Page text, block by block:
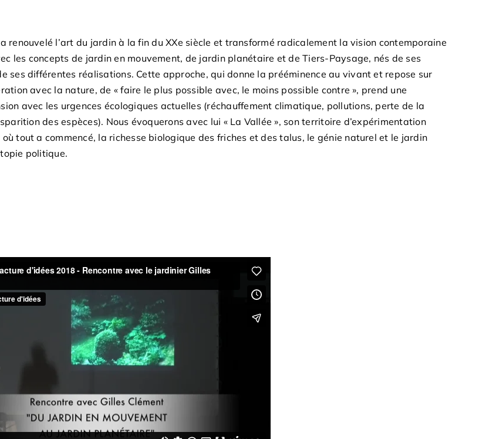
renouvelé l’art du jardin à la fin du XXe siècle et transformé radicalement la vision contemporaine
les concepts de jardin en mouvement, de jardin planétaire et de Tiers-Paysage, nés de ses
ses différentes réalisations. Cette approche, qui donne la prééminence au vivant et repose sur
avec la nature, de « faire le plus possible avec, le moins possible contre », prend une
avec les urgences écologiques actuelles (réchauffement climatique, pollutions, perte de la
des espèces). Nous évoquerons avec lui « La Vallée », son territoire d’expérimentation
où tout a commencé, la richesse biologique des friches et des talus, le génie naturel et le jardin
politique.